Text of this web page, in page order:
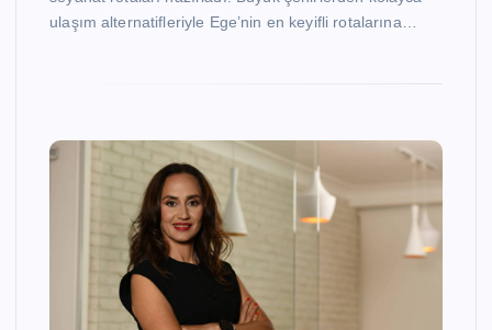
ulaşım alternatifleriyle Ege’nin en keyifli rotalarına…